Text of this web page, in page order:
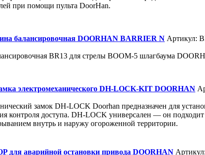
при помощи пульта DoorHan.
балансировочная DOORHAN BARRIER N Артикул:
BR13 для стрелы BOOM-5 шлагбаума
электромеханического DH-LOCK-KIT DOORHAN
замок DH-LOCK Doorhan предназначен для
контроля доступа. DH-LOCK универсален — он
внутрь и наружу огороженной территории.
для аварийной остановки привода DOORHAN